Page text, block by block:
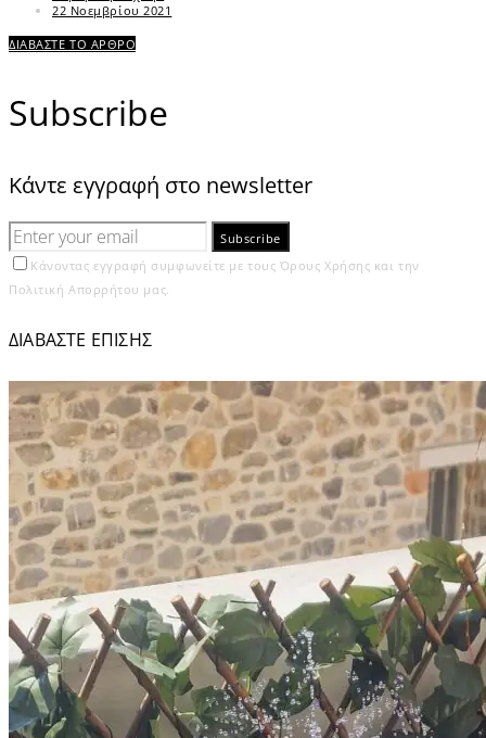
22 Νοεμβρίου 2021
ΔΙΑΒΑΣΤΕ ΤΟ ΑΡΘΡΟ
Subscribe
Κάντε εγγραφή στο newsletter
Subscribe
Κάνοντας εγγραφή συμφωνείτε με τους Όρους Χρήσης και την
Πολιτική Απορρήτου μας.
ΔΙΑΒΑΣΤΕ ΕΠΙΣΗΣ